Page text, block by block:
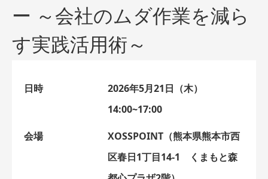
ー ～会社のムダ作業を減ら
す実践活用術～
日時
2026年5月21日（木）
14:00~17:00
会場
XOSSPOINT（熊本県熊本市西
区春日1丁目14-1 くまもと森